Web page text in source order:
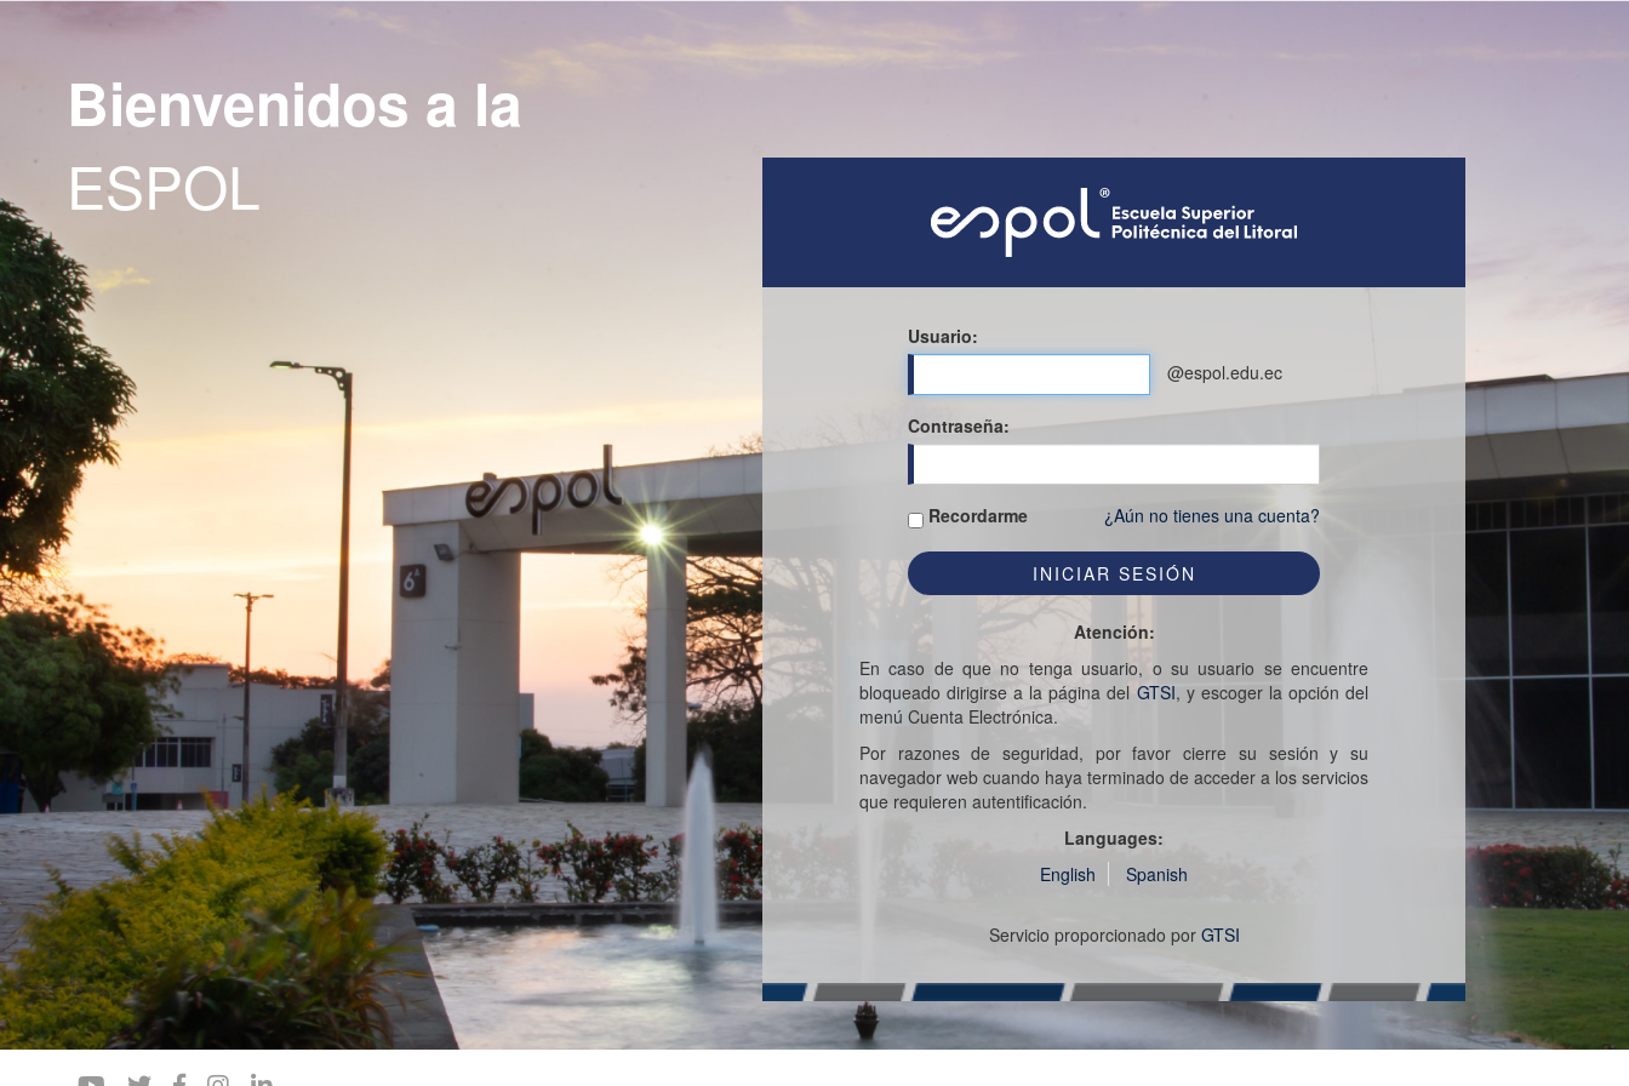
Bienvenidos a la
ESPOL
Usuario:
@espol.edu.ec
Contraseña:
Recordarme ¿Aún no tienes una cuenta?
Atención:
En caso de que no tenga usuario, o su usuario se encuentre
bloqueado dirigirse a la página del GTSI, y escoger la opción del
menú Cuenta Electrónica.
Por razones de seguridad, por favor cierre su sesión y su
navegador web cuando haya terminado de acceder a los servicios
que requieren autentificación.
Languages:
English
Spanish
Servicio proporcionado por GTSI